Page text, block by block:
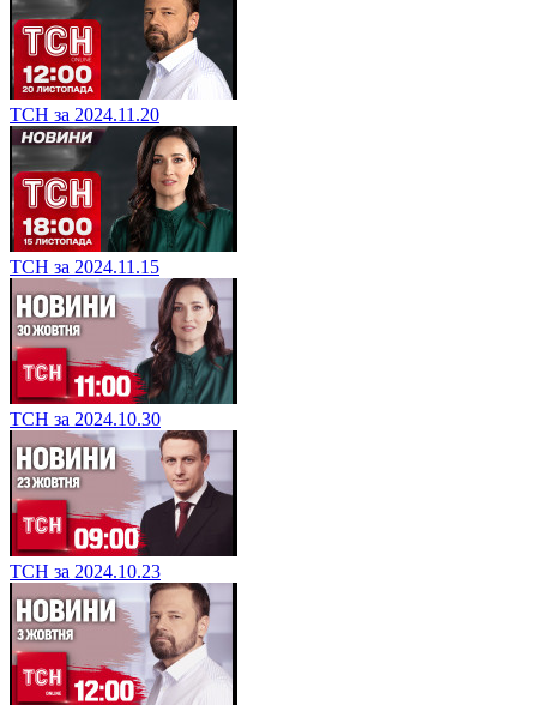
ТСН за 2024.11.20
ТСН за 2024.11.15
ТСН за 2024.10.30
ТСН за 2024.10.23